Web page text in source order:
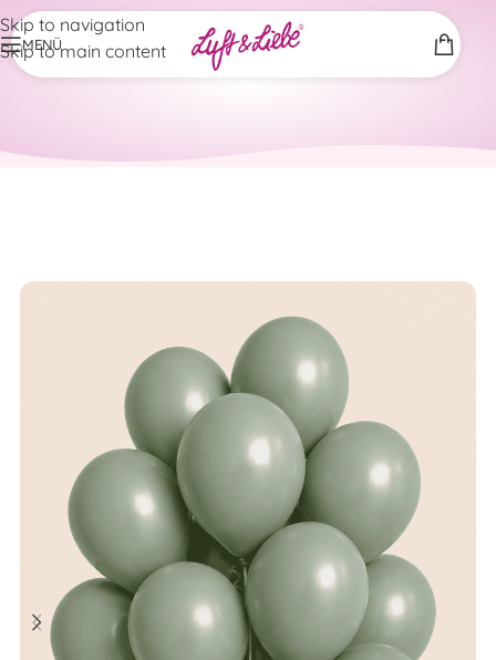
Skip to navigation
Skip to main content
MENÜ